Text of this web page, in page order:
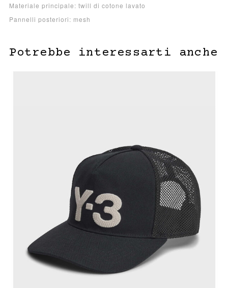
Materiale principale: twill di cotone lavato
Pannelli posteriori: mesh
Potrebbe interessarti anche